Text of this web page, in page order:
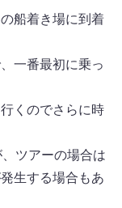
船着き場に到着
一番最初に乗っ
くのでさらに時
ツアーの場合は
生する場合もあ